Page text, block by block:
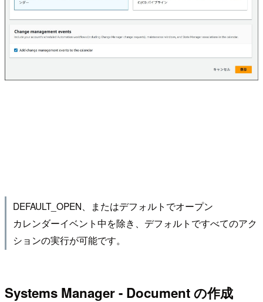
DEFAULT_OPEN、またはデフォルトでオープン
カレンダーイベント中を除き、デフォルトですべてのアク
ションの実行が可能です。
Systems Manager - Document の作成